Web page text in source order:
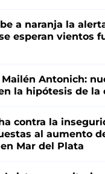
a naranja la
esperan vientos
Antonich:
la hipótesis de la
contra la
al aumento
Mar del Plata